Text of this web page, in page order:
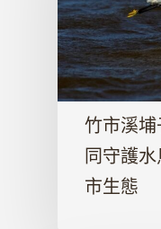
竹市溪
同守護
市生態